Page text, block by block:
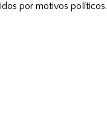
por motivos políticos.